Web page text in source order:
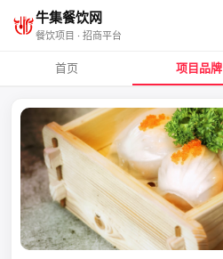
牛集餐饮网
餐饮项目 · 招商平台
首页 项目品牌